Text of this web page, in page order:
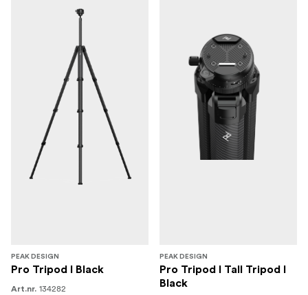
PEAK DESIGN
Pro Tripod I Black
Art.nr. 134282
PEAK DESIGN
Pro Tripod I Tall Tripod I
Black